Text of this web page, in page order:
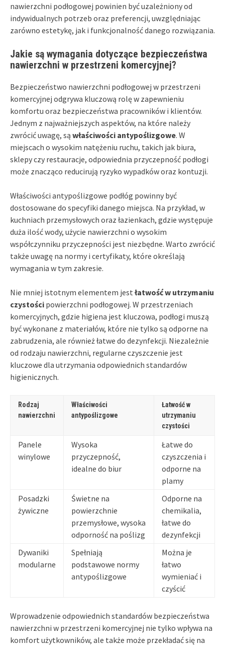
nawierzchni podłogowej powinien być uzależniony od
indywidualnych potrzeb oraz preferencji, uwzględniając
zarówno estetykę, jak i funkcjonalność danego rozwiązania.
Jakie są wymagania dotyczące bezpieczeństwa
nawierzchni w przestrzeni komercyjnej?
Bezpieczeństwo nawierzchni podłogowej w przestrzeni
komercyjnej odgrywa kluczową rolę w zapewnieniu
komfortu oraz bezpieczeństwa pracowników i klientów.
Jednym z najważniejszych aspektów, na które należy
zwrócić uwagę, są właściwości antypoślizgowe. W
miejscach o wysokim natężeniu ruchu, takich jak biura,
sklepy czy restauracje, odpowiednia przyczepność podłogi
może znacząco reducirują ryzyko wypadków oraz kontuzji.
Właściwości antypoślizgowe podłóg powinny być
dostosowane do specyfiki danego miejsca. Na przykład, w
kuchniach przemysłowych oraz łazienkach, gdzie występuje
duża ilość wody, użycie nawierzchni o wysokim
współczynniku przyczepności jest niezbędne. Warto zwrócić
także uwagę na normy i certyfikaty, które określają
wymagania w tym zakresie.
Nie mniej istotnym elementem jest łatwość w utrzymaniu
czystości powierzchni podłogowej. W przestrzeniach
komercyjnych, gdzie higiena jest kluczowa, podłogi muszą
być wykonane z materiałów, które nie tylko są odporne na
zabrudzenia, ale również łatwe do dezynfekcji. Niezależnie
od rodzaju nawierzchni, regularne czyszczenie jest
kluczowe dla utrzymania odpowiednich standardów
higienicznych.
Rodzaj
nawierzchni
Właściwości
antypoślizgowe
Łatwość w
utrzymaniu
czystości
Panele
winylowe
Wysoka
przyczepność,
idealne do biur
Łatwe do
czyszczenia i
odporne na
plamy
Posadzki
żywiczne
Świetne na
powierzchnie
przemysłowe, wysoka
odporność na poślizg
Odporne na
chemikalia,
łatwe do
dezynfekcji
Dywaniki
modularne
Spełniają
podstawowe normy
antypoślizgowe
Można je
łatwo
wymieniać i
czyścić
Wprowadzenie odpowiednich standardów bezpieczeństwa
nawierzchni w przestrzeni komercyjnej nie tylko wpływa na
komfort użytkowników, ale także może przekładać się na